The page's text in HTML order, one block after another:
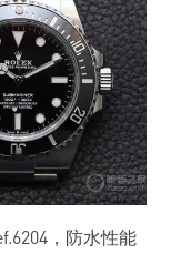
，防水性能